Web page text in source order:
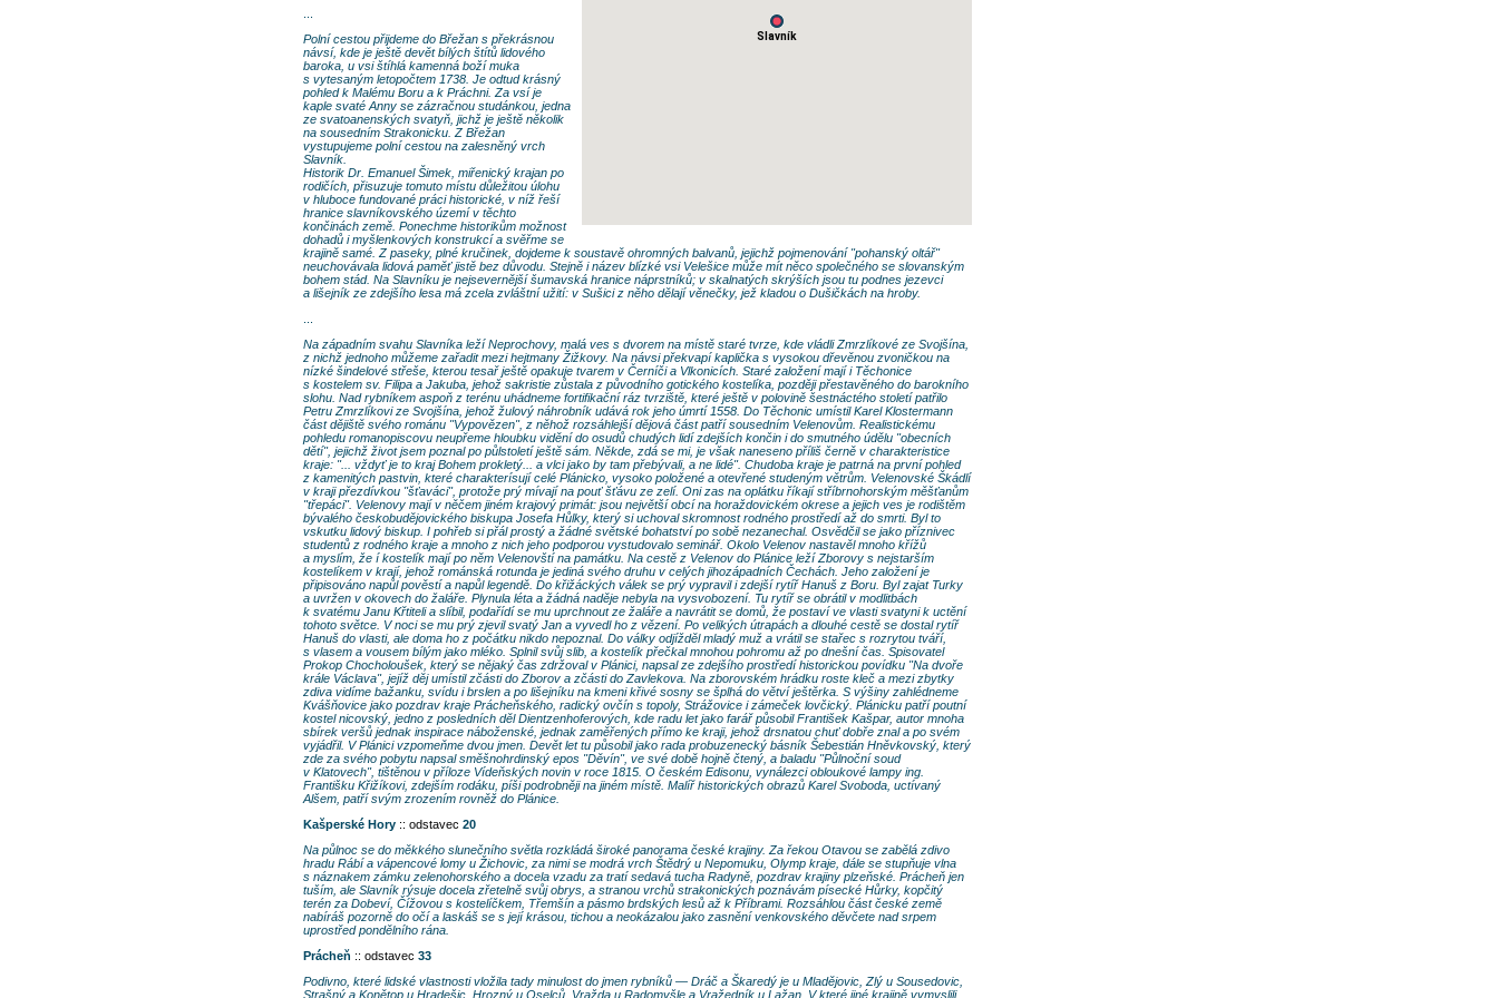
Slavník
Polní cestou přijdeme do Břežan s překrásnou
návsí, kde je ještě devět bílých štítů lidového
baroka, u vsi štíhlá kamenná boží muka
s vytesaným letopočtem 1738. Je odtud krásný
pohled k Malému Boru a k Práchni. Za vsí je
kaple svaté Anny se zázračnou studánkou, jedna
ze svatoanenských svatyň, jichž je ještě několik
na sousedním Strakonicku. Z Břežan
vystupujeme polní cestou na zalesněný vrch
Slavník.
Historik Dr. Emanuel Šimek, miřenický krajan po
rodičích, přisuzuje tomuto místu důležitou úlohu
v hluboce fundované práci historické, v níž řeší
hranice slavníkovského území v těchto
končinách země. Ponechme historikům možnost
dohadů i myšlenkových konstrukcí a svěřme se
krajině samé. Z paseky, plné kručinek, dojdeme k soustavě ohromných balvanů, jejichž pojmenování "pohanský oltář"
neuchovávala lidová paměť jistě bez důvodu. Stejně i název blízké vsi Velešice může mít něco společného se slovanským
bohem stád. Na Slavníku je nejsevernější šumavská hranice náprstníků; v skalnatých skrýších jsou tu podnes jezevci
a lišejník ze zdejšího lesa má zcela zvláštní užití: v Sušici z něho dělají věnečky, jež kladou o Dušičkách na hroby.
Na západním svahu Slavníka leží Neprochovy, malá ves s dvorem na místě staré tvrze, kde vládli Zmrzlíkové ze Svojšína,
z nichž jednoho můžeme zařadit mezi hejtmany Žižkovy. Na návsi překvapí kaplička s vysokou dřevěnou zvoničkou na
nízké šindelové střeše, kterou tesař ještě opakuje tvarem v Černíči a Vlkonicích. Staré založení mají i Těchonice
s kostelem sv. Filipa a Jakuba, jehož sakristie zůstala z původního gotického kostelíka, později přestavěného do barokního
slohu. Nad rybníkem aspoň z terénu uhádneme fortifikační ráz tvrziště, které ještě v polovině šestnáctého století patřilo
Petru Zmrzlíkovi ze Svojšína, jehož žulový náhrobník udává rok jeho úmrtí 1558. Do Těchonic umístil Karel Klostermann
část dějiště svého románu "Vypovězen", z něhož rozsáhlejší dějová část patří sousedním Velenovům. Realistickému
pohledu romanopiscovu neupřeme hloubku vidění do osudů chudých lidí zdejších končin i do smutného údělu "obecních
dětí", jejichž život jsem poznal po půlstoletí ještě sám. Někde, zdá se mi, je však naneseno příliš černě v charakteristice
kraje: "... vždyť je to kraj Bohem prokletý... a vlci jako by tam přebývali, a ne lidé". Chudoba kraje je patrná na první pohled
z kamenitých pastvin, které charakterísují celé Plánicko, vysoko položené a otevřené studeným větrům. Velenovské Škádlí
v kraji přezdívkou "šťaváci", protože prý mívají na pouť šťávu ze zelí. Oni zas na oplátku říkají stříbrnohorským měšťanům
"třepáci". Velenovy mají v něčem jiném krajový primát: jsou největší obcí na horaždovickém okrese a jejich ves je rodištěm
bývalého českobudějovického biskupa Josefa Hůlky, který si uchoval skromnost rodného prostředí až do smrti. Byl to
vskutku lidový biskup. I pohřeb si přál prostý a žádné světské bohatství po sobě nezanechal. Osvědčil se jako příznivec
studentů z rodného kraje a mnoho z nich jeho podporou vystudovalo seminář. Okolo Velenov nastavěl mnoho křížů
a myslím, že í kostelík mají po něm Velenovští na památku. Na cestě z Velenov do Plánice leží Zborovy s nejstarším
kostelíkem v krají, jehož románská rotunda je jediná svého druhu v celých jihozápadních Čechách. Jeho založení je
připisováno napůl pověstí a napůl legendě. Do křižáckých válek se prý vypravil i zdejší rytíř Hanuš z Boru. Byl zajat Turky
a uvržen v okovech do žaláře. Plynula léta a žádná naděje nebyla na vysvobození. Tu rytíř se obrátil v modlitbách
k svatému Janu Křtiteli a slíbil, podařídí se mu uprchnout ze žaláře a navrátit se domů, že postaví ve vlasti svatyni k uctění
tohoto světce. V noci se mu prý zjevil svatý Jan a vyvedl ho z vězení. Po velikých útrapách a dlouhé cestě se dostal rytíř
Hanuš do vlasti, ale doma ho z počátku nikdo nepoznal. Do války odjížděl mladý muž a vrátil se stařec s rozrytou tváří,
s vlasem a vousem bílým jako mléko. Splnil svůj slib, a kostelík přečkal mnohou pohromu až po dnešní čas. Spisovatel
Prokop Chocholoušek, který se nějaký čas zdržoval v Plánici, napsal ze zdejšího prostředí historickou povídku "Na dvoře
krále Václava", jejíž děj umístil zčásti do Zborov a zčásti do Zavlekova. Na zborovském hrádku roste kleč a mezi zbytky
zdiva vidíme bažanku, svídu i brslen a po lišejníku na kmeni křivé sosny se šplhá do větví ještěrka. S výšiny zahlédneme
Kvášňovice jako pozdrav kraje Prácheňského, radický ovčín s topoly, Strážovice i zámeček lovčický. Plánicku patří poutní
kostel nicovský, jedno z posledních děl Dientzenhoferových, kde radu let jako farář působil František Kašpar, autor mnoha
sbírek veršů jednak inspirace náboženské, jednak zaměřených přímo ke kraji, jehož drsnatou chuť dobře znal a po svém
vyjádřil. V Plánici vzpomeňme dvou jmen. Devět let tu působil jako rada probuzenecký básník Šebestián Hněvkovský, který
zde za svého pobytu napsal směšnohrdinský epos "Děvín", ve své době hojně čtený, a baladu "Půlnoční soud
v Klatovech", tištěnou v příloze Vídeňských novin v roce 1815. O českém Edisonu, vynálezci obloukové lampy ing.
Františku Křižíkovi, zdejším rodáku, píši podrobněji na jiném místě. Malíř historických obrazů Karel Svoboda, uctívaný
Alšem, patří svým zrozením rovněž do Plánice.
Kašperské Hory :: odstavec 20
Na půlnoc se do měkkého slunečního světla rozkládá široké panorama české krajiny. Za řekou Otavou se zabělá zdivo
hradu Rábí a vápencové lomy u Žichovic, za nimi se modrá vrch Štědrý u Nepomuku, Olymp kraje, dále se stupňuje vlna
s náznakem zámku zelenohorského a docela vzadu za tratí sedavá tucha Radyně, pozdrav krajiny plzeňské. Prácheň jen
tuším, ale Slavník rýsuje docela zřetelně svůj obrys, a stranou vrchů strakonických poznávám písecké Hůrky, kopčitý
terén za Dobeví, Čížovou s kostelíčkem, Třemšín a pásmo brdských lesů až k Příbrami. Rozsáhlou část české země
nabíráš pozorně do očí a laskáš se s její krásou, tichou a neokázalou jako zasnění venkovského děvčete nad srpem
uprostřed pondělního rána.
Prácheň :: odstavec 33
Podivno, které lidské vlastnosti vložila tady minulost do jmen rybníků — Dráč a Škaredý je u Mladějovic, Zlý u Sousedovic,
Strašný a Konětop u Hradešic, Hrozný u Oselců, Vražda u Radomyšle a Vražedník u Lažan. V které jiné krajině vymyslili